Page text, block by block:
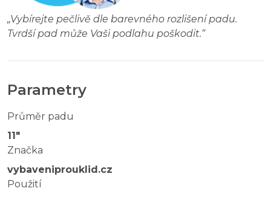
„Vybírejte pečlivě dle barevného rozlišení padu.
Tvrdší pad může Vaši podlahu poškodit.“
Parametry
Průměr padu
11"
Značka
vybaveniprouklid.cz
Použití